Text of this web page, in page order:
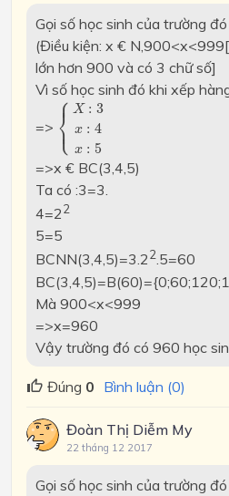
Gọi số học sinh của trường
(Điều kiện: x €
lớn hơn 900 và có 3 chữ số]
Vì số học sinh đó khi xếp
=> ⎧
⎪
⎨
⎪
⎩
X : 3
x : 4
x : 5
{X:3x: 4x :5
=>x € BC(3,4,5)
Ta có :3=3.
4=22
5=5
BCNN(3,4,5)=3.22.5=60
Mà 900<x<999
=>x=960
Vậy trường đó có 960 học
Đúng 0 Bình luận (0)
Đoàn Thị Diễm My
22 tháng 12 2017
Gọi số học sinh của trường